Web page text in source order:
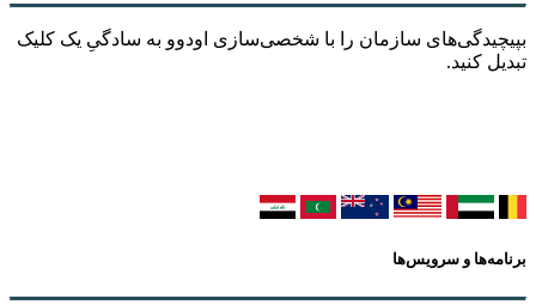
بپیچیدگی‌های سازمان را با شخصی‌سازی اودوو به سادگیِ یک کلیک
تبدیل کنید.
برنامه‌ها و سرویس‌ها